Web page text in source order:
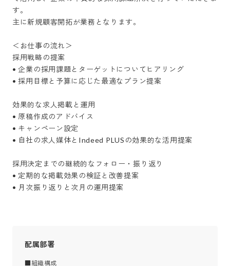
す。
主に新規顧客開拓が業務となります。
＜お仕事の流れ＞
採用戦略の提案
• 企業の採用課題とターゲットについてヒアリング
• 採用目標と予算に応じた最適なプラン提案
効果的な求人掲載と運用
• 原稿作成のアドバイス
• キャンペーン設定
• 自社の求人媒体とIndeed PLUSの効果的な活用提案
採用決定までの継続的なフォロー・振り返り
• 定期的な掲載効果の検証と改善提案
• 月次振り返りと次月の運用提案
配属部署
■組織構成